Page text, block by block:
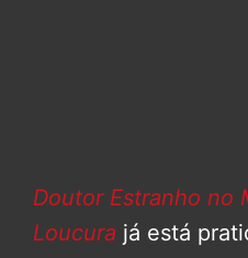
Doutor Estranho no
Loucura já está